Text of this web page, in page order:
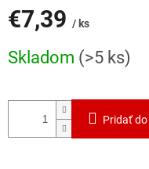
€7,39 / ks
cena:
Skladom (>5 ks)
Pridať